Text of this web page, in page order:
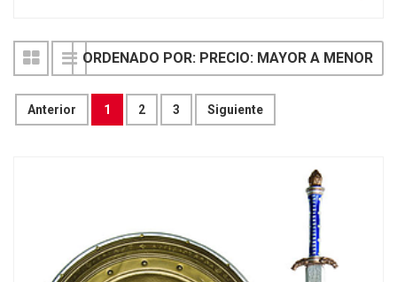
Anterior 1 2 3 Siguiente
ORDENADO POR: PRECIO: MAYOR A MENOR